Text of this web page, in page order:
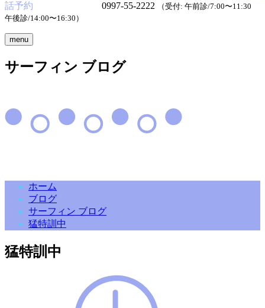
話予約
0997-55-2222
（受付: 午前診/7:00〜11:30
午後診/14:00〜16:30）
menu
サーフィン ブログ
ホーム
ブログ
サーフィン ブログ
猛特訓中
猛特訓中